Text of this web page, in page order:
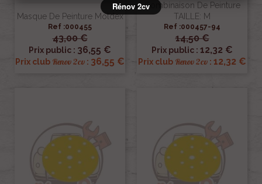
Masque De Peinture Moldex
Ref :000455
43,00 €
Prix public : 36,55 €
Prix club Renov 2cv : 36,55 €
Combinaison De Peinture
TAILLE: M
Ref :000457-94
14,50 €
Prix public : 12,32 €
Prix club Renov 2cv : 12,32 €
Rénov 2cv